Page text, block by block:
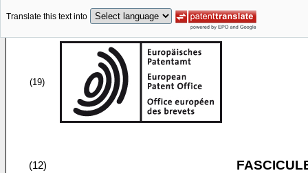
Translate this text into
(19)
(12)